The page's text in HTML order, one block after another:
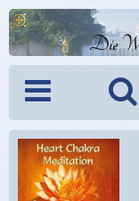
Die
Menü